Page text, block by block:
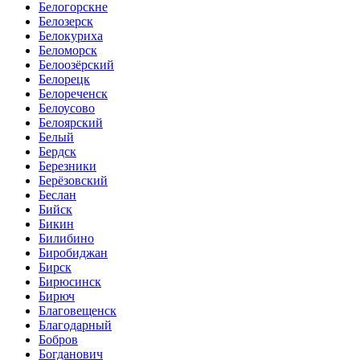
Белогорскне
Белозерск
Белокуриха
Беломорск
Белоозёрский
Белорецк
Белореченск
Белоусово
Белоярский
Белый
Бердск
Березники
Берёзовский
Беслан
Бийск
Бикин
Билибино
Биробиджан
Бирск
Бирюсинск
Бирюч
Благовещенск
Благодарный
Бобров
Богданович